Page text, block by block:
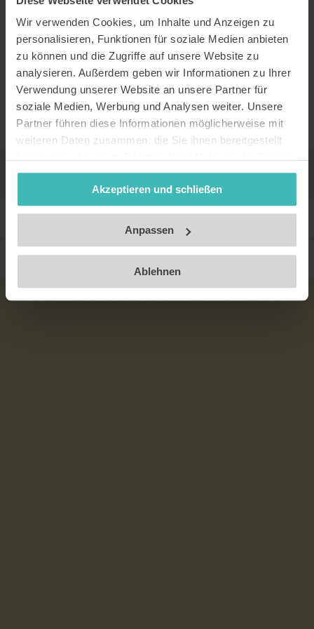
Wir verwenden Cookies, um Inhalte und Anzeigen zu
personalisieren, Funktionen für soziale Medien anbieten
zu können und die Zugriffe auf unsere Website zu
analysieren. Außerdem geben wir Informationen zu Ihrer
Verwendung unserer Website an unsere Partner für
soziale Medien, Werbung und Analysen weiter. Unsere
Partner führen diese Informationen möglicherweise mit
weiteren Daten zusammen, die Sie ihnen bereitgestellt
gesammelt haben. Unsere Datenschutzerklärung finden
Impressum
Akzeptieren und schließen
Anpassen
Ablehnen
Gültigkeit deiner ISIC Karte
prüfen
Merkmale einer gültigen digitalen ISIC (ITIC, IYTC)
Merkmale einer ungültigen digitalen ISIC (ITIC, IYTC)
So nutzt du deine Vorteile